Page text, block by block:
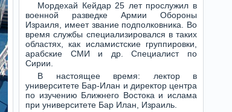
Мордехай Кейдар 25 лет прослужил в
военной разведке Армии Обороны
Израиля, имеет звание подполковника. Во
время службы специализировался в таких
областях, как исламистские группировки,
арабские СМИ и др. Специалист по
Сирии.
В настоящее время: лектор в
университете Бар-Илан и директор центра
по изучению Ближнего Востока и ислама
при университете Бар Илан, Израиль.